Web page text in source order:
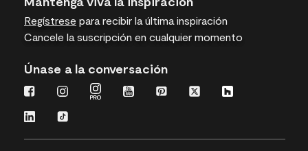
Regístrese para recibir la última inspiración
Cancele la suscripción en cualquier momento
Únase a la conversación